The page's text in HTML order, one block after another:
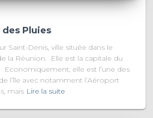
des Pluies
Saint-Denis, ville située dans le
la Réunion. Elle est la capitale du
elle est l’une des
l’île avec notamment l’Aéroport
mais Lire la suite